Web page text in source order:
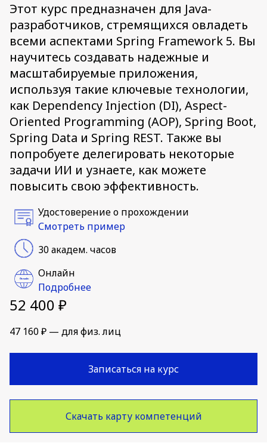
Этот курс предназначен для Java-
разработчиков, стремящихся овладеть
всеми аспектами Spring Framework 5. Вы
научитесь создавать надежные и
масштабируемые приложения,
используя такие ключевые технологии,
как Dependency Injection (DI), Aspect-
Oriented Programming (AOP), Spring Boot,
Spring Data и Spring REST. Также вы
попробуете делегировать некоторые
задачи ИИ и узнаете, как можете
повысить свою эффективность.
Удостоверение о прохождении
Смотреть пример
30 академ. часов
Онлайн
Подробнее
52 400 ₽
47 160 ₽ — для физ. лиц
Записаться на курс
Скачать карту компетенций